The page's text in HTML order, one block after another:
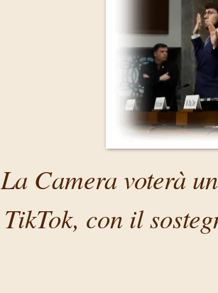
La Camera voterà
TikTok, con il